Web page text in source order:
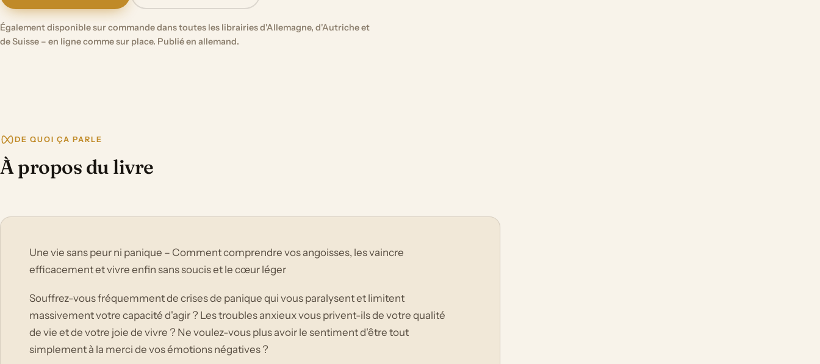
Également disponible sur commande dans toutes les librairies d'Allemagne, d'Autriche et
de Suisse – en ligne comme sur place. Publié en allemand.
DE QUOI ÇA PARLE
À propos du livre
Une vie sans peur ni panique – Comment comprendre vos angoisses, les vaincre
efficacement et vivre enfin sans soucis et le cœur léger
Souffrez-vous fréquemment de crises de panique qui vous paralysent et limitent
massivement votre capacité d'agir ? Les troubles anxieux vous privent-ils de votre qualité
de vie et de votre joie de vivre ? Ne voulez-vous plus avoir le sentiment d'être tout
simplement à la merci de vos émotions négatives ?